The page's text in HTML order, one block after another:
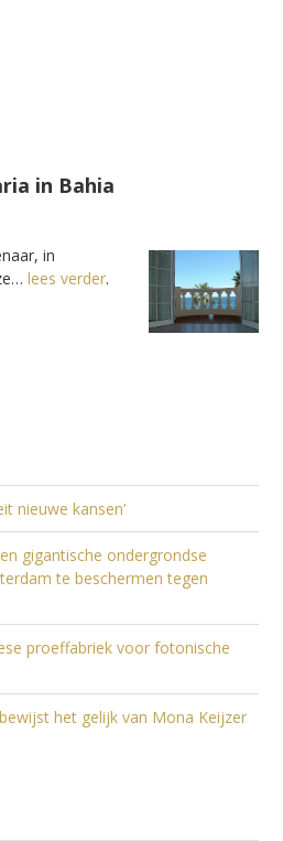
in Bahia
in
lees verder.
nieuwe kansen’
gigantische ondergrondse
te beschermen tegen
proeffabriek voor fotonische
het gelijk van Mona Keijzer